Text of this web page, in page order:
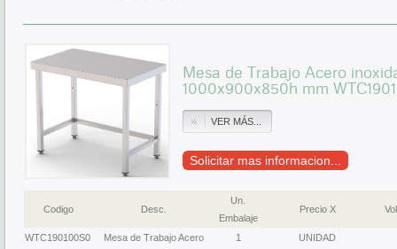
Mesa de Trabajo Acero
1000x900x850h mm
VER MÁS...
Solicitar mas informacion...
Codigo Desc.
Un.
Embalaje
Precio X
WTC190100S0
Mesa de Trabajo Acero
1 UNIDAD